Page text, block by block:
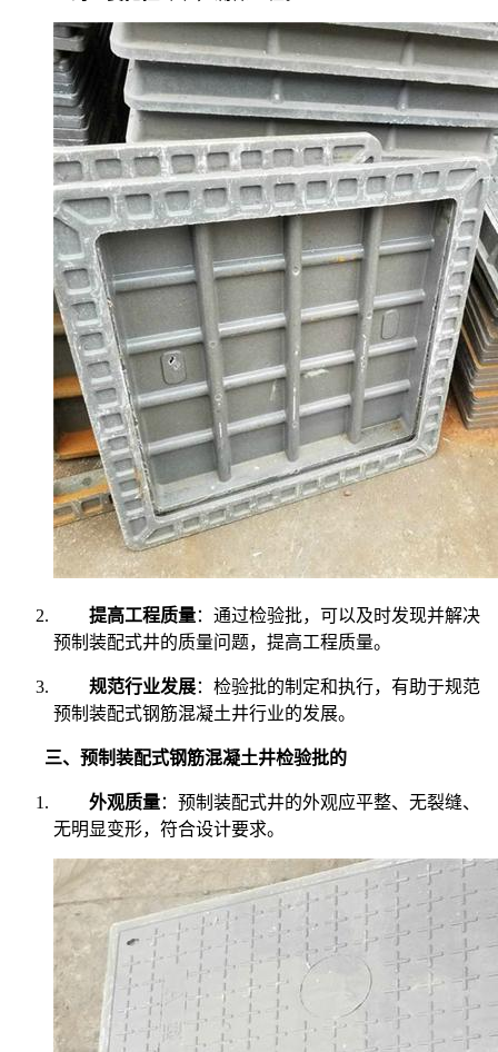
提高工程质量：通过检验批，可以及时发现并解决
预制装配式井的质量问题，提高工程质量。
规范行业发展：检验批的制定和执行，有助于规范
预制装配式钢筋混凝土井行业的发展。
三、预制装配式钢筋混凝土井检验批的
外观质量：预制装配式井的外观应平整、无裂缝、
无明显变形，符合设计要求。